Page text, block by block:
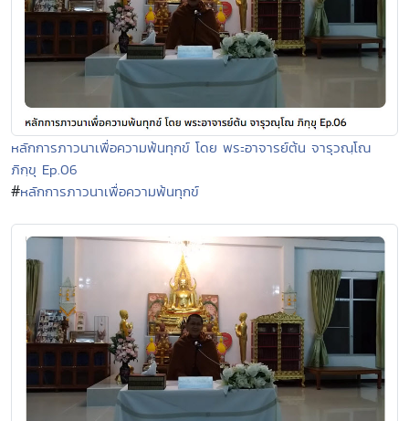
หลักการภาวนาเพื่อความพ้นทุกข์ โดย พระอาจารย์ต้น จารุวณฺโณ
ภิกฺขุ Ep.06
#หลักการภาวนาเพื่อความพ้นทุกข์